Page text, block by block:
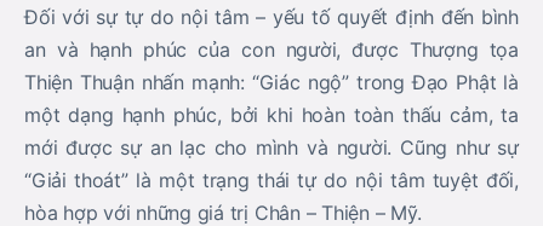
Đối với sự tự do nội tâm – yếu tố quyết định đến bình
an và hạnh phúc của con người, được Thượng tọa
Thiện Thuận nhấn mạnh: “Giác ngộ” trong Đạo Phật là
một dạng hạnh phúc, bởi khi hoàn toàn thấu cảm, ta
mới được sự an lạc cho mình và người. Cũng như sự
“Giải thoát” là một trạng thái tự do nội tâm tuyệt đối,
hòa hợp với những giá trị Chân – Thiện – Mỹ.